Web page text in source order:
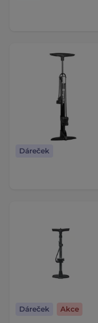
Dáreček
Dáreček Akce